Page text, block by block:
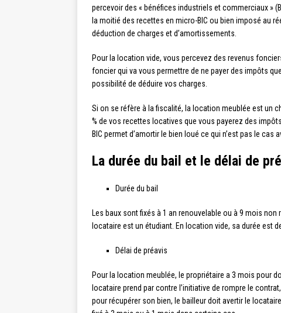
percevoir des « bénéfices industriels et commerciaux »
la moitié des recettes en micro-BIC ou bien imposé au
déduction de charges et d’amortissements.
Pour la location vide, vous percevez des revenus
foncier qui va vous permettre de ne payer des impôts
possibilité de déduire vos charges.
Si on se réfère à la fiscalité, la location meublée est un
% de vos recettes locatives que vous payerez des
BIC permet d’amortir le bien loué ce qui n’est pas le cas
La durée du bail et le délai de
Durée du bail
Les baux sont fixés à 1 an renouvelable ou à 9 mois
locataire est un étudiant. En location vide, sa durée est
Délai de préavis
Pour la location meublée, le propriétaire a 3 mois pour
locataire prend par contre l’initiative de rompre le
pour récupérer son bien, le bailleur doit avertir le